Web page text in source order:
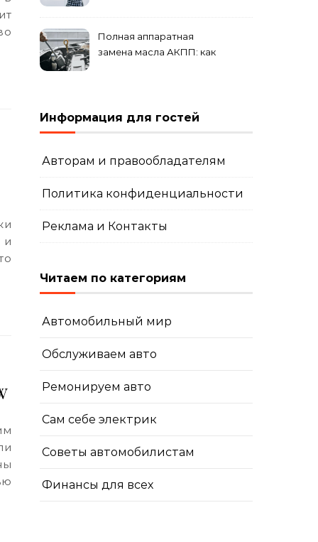
Полная аппаратная
замена масла АКПП: как
Информация для гостей
Авторам и правообладателям
Политика конфиденциальности
Реклама и Контакты
Читаем по категориям
Автомобильный мир
Обслуживаем авто
Ремонируем авто
Сам себе электрик
Советы автомобилистам
Финансы для всех